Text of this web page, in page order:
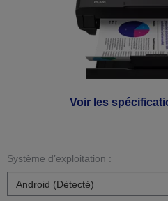
Voir les
Système d’exploitation :